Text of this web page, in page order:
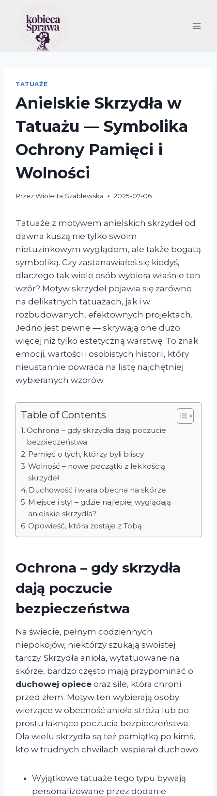
TATUAŻE
Anielskie Skrzydła w
Tatuażu — Symbolika
Ochrony Pamięci i
Wolności
PrzezWioletta Szablewska 2025-07-06
Tatuaże z motywem anielskich skrzydeł od
dawna kuszą nie tylko swoim
nietuzinkowym wyglądem, ale także bogatą
symboliką. Czy zastanawiałeś się kiedyś,
dlaczego tak wiele osób wybiera właśnie ten
wzór? Motyw skrzydeł pojawia się zarówno
na delikatnych tatuażach, jak i w
rozbudowanych, efektownych projektach.
Jedno jest pewne — skrywają one dużo
więcej niż tylko estetyczną warstwę. To znak
emocji, wartości i osobistych historii, który
nieustannie powraca na listę najchętniej
wybieranych wzorów.
Table of Contents
Ochrona – gdy skrzydła dają poczucie
bezpieczeństwa
Pamięć o tych, którzy byli bliscy
Wolność – nowe początki z lekkością
skrzydeł
Duchowość i wiara obecna na skórze
Miejsce i styl – gdzie najlepiej wyglądają
anielskie skrzydła?
Opowieść, która zostaje z Tobą
Ochrona – gdy skrzydła
dają poczucie
bezpieczeństwa
Na świecie, pełnym codziennych
niepokojów, niektórzy szukają swoistej
tarczy. Skrzydła anioła, wytatuowane na
skórze, bardzo często mają przypominać o
duchowej opiece oraz sile, która chroni
przed złem. Motyw ten wybierają osoby
wierzące w obecność anioła stróża lub po
prostu łaknące poczucia bezpieczeństwa.
Dla wielu skrzydła są też pamiątką po kimś,
kto w trudnych chwilach wspierał duchowo.
Wyjątkowe tatuaże tego typu bywają
personalizowane przez dodanie